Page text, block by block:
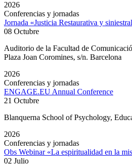
2026
Conferencias y jornadas
Jornada «Justicia Restaurativa y
08 Octubre
Auditorio de la Facultad de
Plaza Joan Coromines, s/n. Barcelona
2026
Conferencias y jornadas
ENGAGE.EU Annual Conference
21 Octubre
Blanquerna School of Psychology,
2026
Conferencias y jornadas
Obs Webinar «La espiritualidad en la
02 Julio